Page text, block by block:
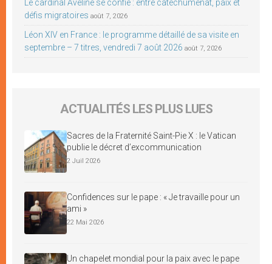
Le cardinal Aveline se confie : entre catéchuménat, paix et
défis migratoires août 7, 2026
Léon XIV en France : le programme détaillé de sa visite en
septembre – 7 titres, vendredi 7 août 2026 août 7, 2026
ACTUALITÉS LES PLUS LUES
Sacres de la Fraternité Saint-Pie X : le Vatican
publie le décret d’excommunication
2 Juil 2026
Confidences sur le pape : « Je travaille pour un
ami »
22 Mai 2026
Un chapelet mondial pour la paix avec le pape